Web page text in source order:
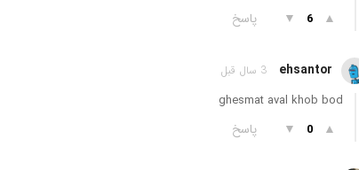
▲
6
▼ پاسخ
ehsantor 3 سال قبل
ghesmat aval khob bod
▲
0
▼ پاسخ